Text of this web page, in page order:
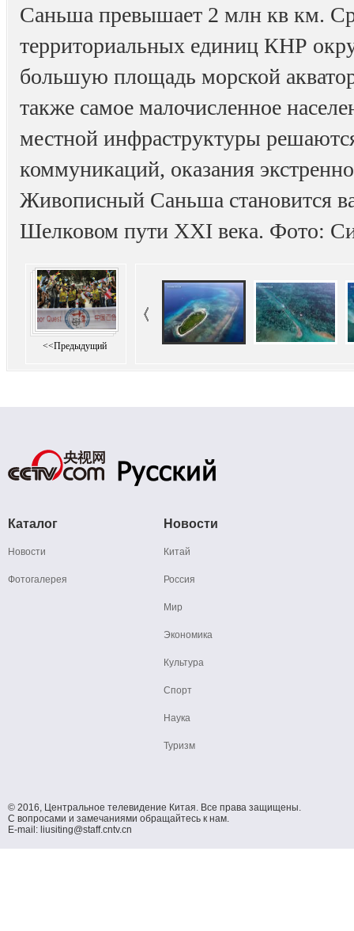
Саньша превышает 2 млн кв км.
территориальных единиц КНР
большую площадь морской
также самое малочисленное
местной инфраструктуры
коммуникаций, оказания
Живописный Саньша становится
Шелковом пути XXI века. Фото:
<<Предыдущий
Каталог
Новости
Фотогалерея
Новости
Китай
Россия
Мир
Экономика
Культура
Спорт
Наука
Туризм
© 2016, Центральное телевидение Китая. Все права защищены.
С вопросами и замечаниями обращайтесь к нам.
E-mail: liusiting@staff.cntv.cn